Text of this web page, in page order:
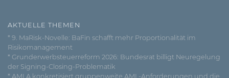
AKTUELLE THEMEN
* 9. MaRisk-Novelle: BaFin schafft mehr Proportionalität im
Risikomanagement
* Grunderwerbsteuerreform 2026: Bundesrat billigt Neuregelung
der Signing-Closing-Problematik
* AMLA konkretisiert gruppenweite AML-Anforderungen und die